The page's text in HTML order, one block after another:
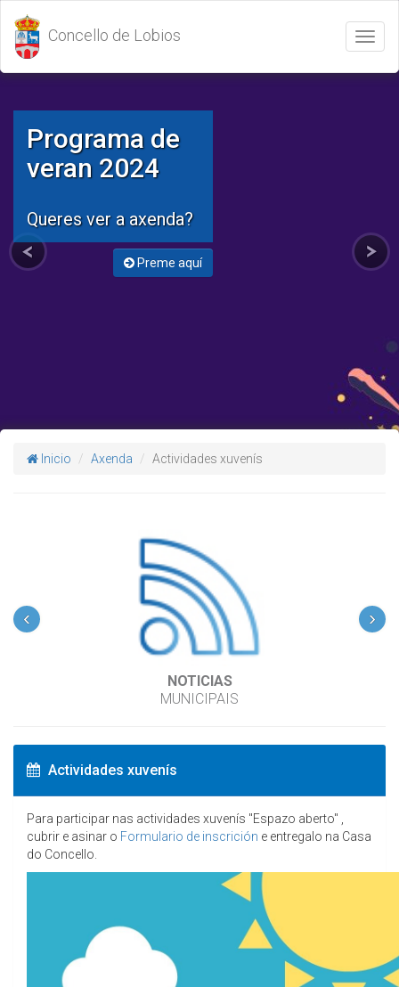
Abrir
/
Cerrar
Concello de Lobios
Programa de
veran 2024
Queres ver a axenda?
Preme aquí
Inicio Axenda Actividades xuvenís
NOTICIAS
MUNICIPAIS
‹ ›
Actividades xuvenís
Para participar nas actividades xuvenís "Espazo aberto" ,
cubrir e asinar o Formulario de inscrición e entregalo na Casa
do Concello.